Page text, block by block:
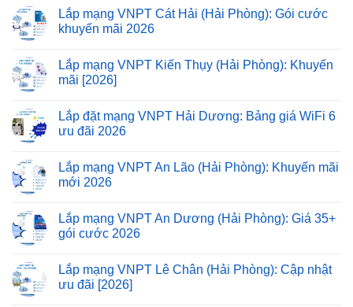
Lắp mạng VNPT Cát Hải (Hải Phòng): Gói cước
khuyến mãi 2026
Lắp mạng VNPT Kiến Thụy (Hải Phòng): Khuyến
mãi [2026]
Lắp đặt mạng VNPT Hải Dương: Bảng giá WiFi 6
ưu đãi 2026
Lắp mạng VNPT An Lão (Hải Phòng): Khuyến mãi
mới 2026
Lắp mạng VNPT An Dương (Hải Phòng): Giá 35+
gói cước 2026
Lắp mạng VNPT Lê Chân (Hải Phòng): Cập nhật
ưu đãi [2026]